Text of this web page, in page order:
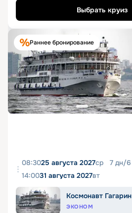
Выбрать круиз
Раннее бронирование
08:3025 августа 2027ср 7 дн/6
14:0031 августа 2027вт
Космонавт Гагарин
ЭКОНОМ